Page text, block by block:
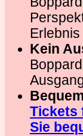
Erlebnis
Kein
Tickets
Sie